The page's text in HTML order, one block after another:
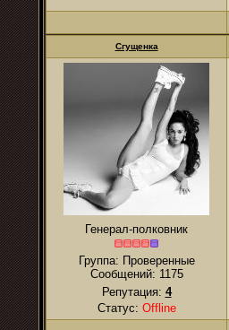
Сгущенка
Генерал-полковник
Группа: Проверенные
Сообщений: 1175
Репутация: 4
Статус: Offline